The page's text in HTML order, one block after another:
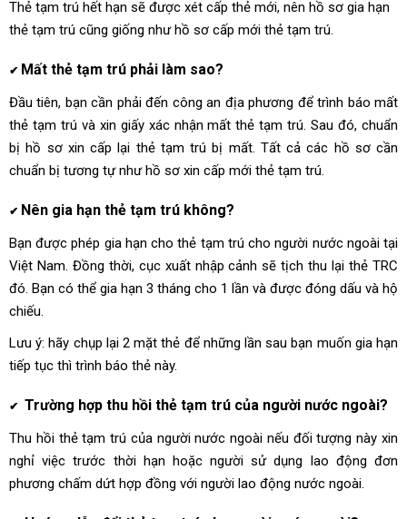
Thẻ tạm trú hết hạn sẽ được xét cấp thẻ mới, nên hồ sơ gia hạn
thẻ tạm trú cũng giống như hồ sơ cấp mới thẻ tạm trú.
✔ Mất thẻ tạm trú phải làm sao?
Đầu tiên, bạn cần phải đến công an địa phương để trình báo mất
thẻ tạm trú và xin giấy xác nhận mất thẻ tạm trú. Sau đó, chuẩn
bị hồ sơ xin cấp lại thẻ tạm trú bị mất. Tất cả các hồ sơ cần
chuẩn bị tương tự như hồ sơ xin cấp mới thẻ tạm trú.
✔ Nên gia hạn thẻ tạm trú không?
Bạn được phép gia hạn cho thẻ tạm trú cho người nước ngoài tại
Việt Nam. Đồng thời, cục xuất nhập cảnh sẽ tịch thu lại thẻ TRC
đó. Bạn có thể gia hạn 3 tháng cho 1 lần và được đóng dấu và hộ
chiếu.
Lưu ý: hãy chụp lại 2 mặt thẻ để những lần sau bạn muốn gia hạn
tiếp tục thì trình báo thẻ này.
✔ Trường hợp thu hồi thẻ tạm trú của người nước ngoài?
Thu hồi thẻ tạm trú của người nước ngoài nếu đối tượng này xin
nghỉ việc trước thời hạn hoặc người sử dụng lao động đơn
phương chấm dứt hợp đồng với người lao động nước ngoài.